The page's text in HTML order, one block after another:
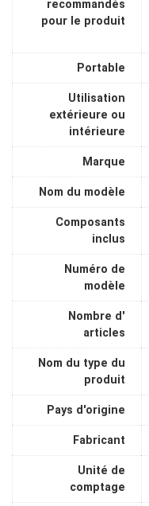
recommandés
pour le produit
Portable
Utilisation
extérieure ou
intérieure
Marque
Nom du modèle
Composants
inclus
Numéro de
modèle
Nombre d'
articles
Nom du type du
produit
Pays d'origine
Fabricant
Unité de
comptage